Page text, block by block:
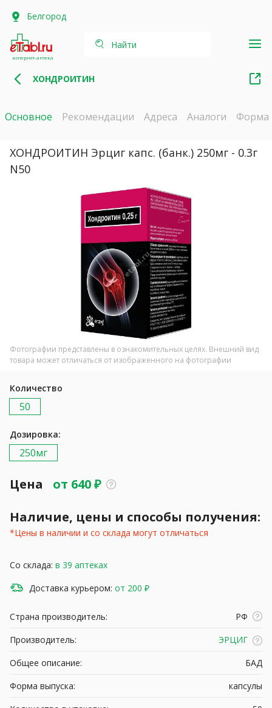
Белгород
интернет-аптека
Найти
ХОНДРОИТИН
Основное Рекомендации Адреса Аналоги Форма
ХОНДРОИТИН Эрциг капс. (банк.) 250мг - 0.3г
N50
Фотографии представлены в ознакомительных целях. Внешний вид
товара может отличаться от изображенного на фотографии
Количество
50
Дозировка:
250мг
Цена от 640₽
Наличие, цены и способы получения:
*Цены в наличии и со склада могут отличаться
Со склада: в 39 аптеках
Доставка курьером: от 200 ₽
Страна производитель:
РФ
Производитель:
ЭРЦИГ
Общее описание:
БАД
Форма выпуска:
капсулы